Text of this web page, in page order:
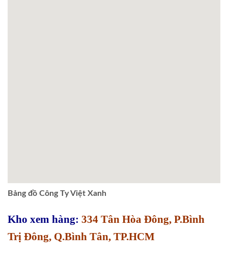
Bảng đồ Công Ty Việt Xanh
Kho xem hàng: 334 Tân Hòa Đông, P.Bình
Trị Đông, Q.Bình Tân, TP.HCM